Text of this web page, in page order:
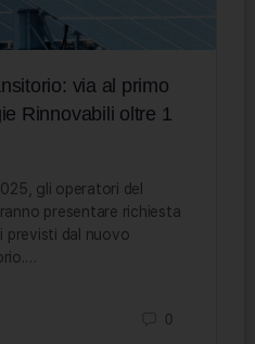
via al primo
Rinnovabili oltre 1
gli operatori del
presentare richiesta
previsti dal nuovo
0